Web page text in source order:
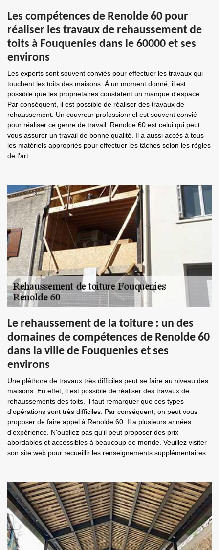
Les compétences de Renolde 60 pour
réaliser les travaux de rehaussement de
toits à Fouquenies dans le 60000 et ses
environs
Les experts sont souvent conviés pour effectuer les travaux qui
touchent les toits des maisons. À un moment donné, il est
possible que les propriétaires constatent un manque d'espace.
Par conséquent, il est possible de réaliser des travaux de
rehaussement. Un couvreur professionnel est souvent convié
pour réaliser ce genre de travail. Renolde 60 est celui qui peut
vous assurer un travail de bonne qualité. Il a aussi accès à tous
les matériels appropriés pour effectuer les tâches selon les règles
de l'art.
Le rehaussement de la toiture : un des
domaines de compétences de Renolde 60
dans la ville de Fouquenies et ses
environs
Une pléthore de travaux très difficiles peut se faire au niveau des
maisons. En effet, il est possible de réaliser des travaux de
rehaussements des toits. Il faut remarquer que ces types
d'opérations sont très difficiles. Par conséquent, on peut vous
proposer de faire appel à Renolde 60. Il a plusieurs années
d'expérience. N'oubliez pas qu'il peut proposer des prix
abordables et accessibles à beaucoup de monde. Veuillez visiter
son site web pour recueillir les renseignements supplémentaires.